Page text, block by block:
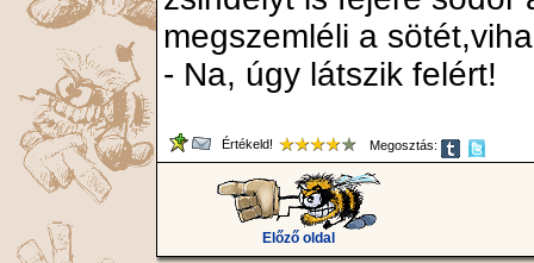
megszemléli a
- Na, úgy látszik felért!
Értékeld! Megosztás:
Előző oldal